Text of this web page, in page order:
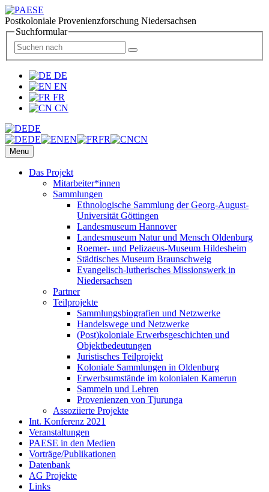
Postkoloniale Provenienzforschung Niedersachsen
Suchformular
DE
EN
FR
CN
DE
DE
EN FR CN
Menu
Das Projekt
Mitarbeiter*innen
Sammlungen
Ethnologische Sammlung der Georg-August-
Universität Göttingen
Landesmuseum Hannover
Landesmuseum Natur und Mensch Oldenburg
Roemer- und Pelizaeus-Museum Hildesheim
Städtisches Museum Braunschweig
Evangelisch-lutherisches Missionswerk in
Niedersachsen
Partner
Teilprojekte
Sammlungsbiografien und Netzwerke
Handelswege und Netzwerke
(Post)koloniale Erwerbsgeschichten und
Objektbedeutungen
Juristisches Teilprojekt
Koloniale Sammlungen in Oldenburg
Erwerbsumstände im kolonialen Kamerun
Sammeln und Lehren
Provenienzen von Tjurunga
Assoziierte Projekte
Int. Konferenz 2021
Veranstaltungen
PAESE in den Medien
Vorträge/Publikationen
Datenbank
AG Projekte
Links